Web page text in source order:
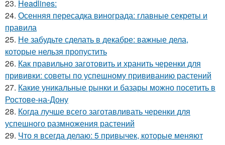
23. Headlines:
24. Осенняя пересадка винограда: главные секреты и
правила
25. Не забудьте сделать в декабре: важные дела,
которые нельзя пропустить
26. Как правильно заготовить и хранить черенки для
прививки: советы по успешному прививанию растений
27. Какие уникальные рынки и базары можно посетить в
Ростове-на-Дону
28. Когда лучше всего заготавливать черенки для
успешного размножения растений
29. Что я всегда делаю: 5 привычек, которые меняют